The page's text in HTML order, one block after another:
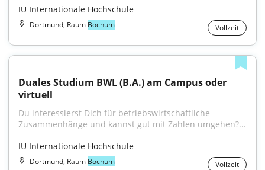
IU Internationale Hochschule
Dortmund, Raum Bochum Vollzeit
Duales Studium BWL (B.A.) am Campus oder
virtuell
Du interessierst Dich für betriebswirtschaftliche
Zusammenhänge und kannst gut mit Zahlen umgehen?...
IU Internationale Hochschule
Dortmund, Raum Bochum Vollzeit